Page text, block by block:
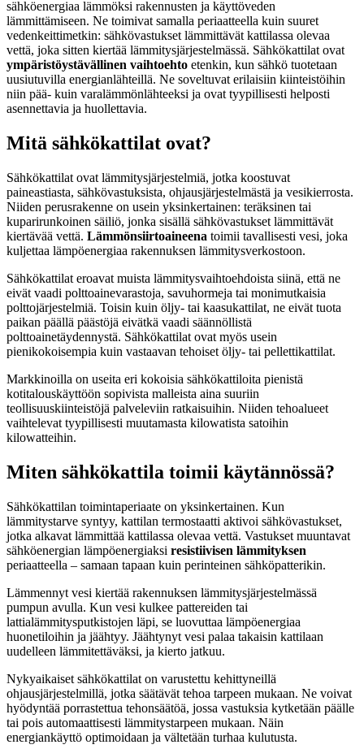
sähköenergiaa lämmöksi rakennusten ja käyttöveden
lämmittämiseen. Ne toimivat samalla periaatteella kuin suuret
vedenkeittimetkin: sähkövastukset lämmittävät kattilassa olevaa
vettä, joka sitten kiertää lämmitysjärjestelmässä. Sähkökattilat ovat
ympäristöystävällinen vaihtoehto etenkin, kun sähkö tuotetaan
uusiutuvilla energianlähteillä. Ne soveltuvat erilaisiin kiinteistöihin
niin pää- kuin varalämmönlähteeksi ja ovat tyypillisesti helposti
asennettavia ja huollettavia.
Mitä sähkökattilat ovat?
Sähkökattilat ovat lämmitysjärjestelmiä, jotka koostuvat
paineastiasta, sähkövastuksista, ohjausjärjestelmästä ja vesikierrosta.
Niiden perusrakenne on usein yksinkertainen: teräksinen tai
kuparirunkoinen säiliö, jonka sisällä sähkövastukset lämmittävät
kiertävää vettä. Lämmönsiirtoaineena toimii tavallisesti vesi, joka
kuljettaa lämpöenergiaa rakennuksen lämmitysverkostoon.
Sähkökattilat eroavat muista lämmitysvaihtoehdoista siinä, että ne
eivät vaadi polttoainevarastoja, savuhormeja tai monimutkaisia
polttojärjestelmiä. Toisin kuin öljy- tai kaasukattilat, ne eivät tuota
paikan päällä päästöjä eivätkä vaadi säännöllistä
polttoainetäydennystä. Sähkökattilat ovat myös usein
pienikokoisempia kuin vastaavan tehoiset öljy- tai pellettikattilat.
Markkinoilla on useita eri kokoisia sähkökattiloita pienistä
kotitalouskäyttöön sopivista malleista aina suuriin
teollisuuskiinteistöjä palveleviin ratkaisuihin. Niiden tehoalueet
vaihtelevat tyypillisesti muutamasta kilowatista satoihin
kilowatteihin.
Miten sähkökattila toimii käytännössä?
Sähkökattilan toimintaperiaate on yksinkertainen. Kun
lämmitystarve syntyy, kattilan termostaatti aktivoi sähkövastukset,
jotka alkavat lämmittää kattilassa olevaa vettä. Vastukset muuntavat
sähköenergian lämpöenergiaksi resistiivisen lämmityksen
periaatteella – samaan tapaan kuin perinteinen sähköpatterikin.
Lämmennyt vesi kiertää rakennuksen lämmitysjärjestelmässä
pumpun avulla. Kun vesi kulkee pattereiden tai
lattialämmitysputkistojen läpi, se luovuttaa lämpöenergiaa
huonetiloihin ja jäähtyy. Jäähtynyt vesi palaa takaisin kattilaan
uudelleen lämmitettäväksi, ja kierto jatkuu.
Nykyaikaiset sähkökattilat on varustettu kehittyneillä
ohjausjärjestelmillä, jotka säätävät tehoa tarpeen mukaan. Ne voivat
hyödyntää porrastettua tehonsäätöä, jossa vastuksia kytketään päälle
tai pois automaattisesti lämmitystarpeen mukaan. Näin
energiankäyttö optimoidaan ja vältetään turhaa kulutusta.